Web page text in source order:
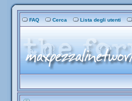
FAQ Cerca Lista degli utenti